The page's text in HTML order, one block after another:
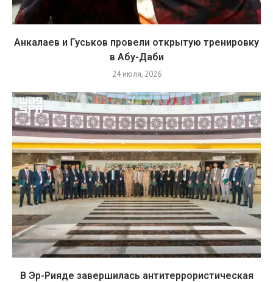
Анкалаев и Гуськов провели открытую тренировку
в Абу-Даби
24 июля, 2026
В Эр-Рияде завершилась антитеррористическая